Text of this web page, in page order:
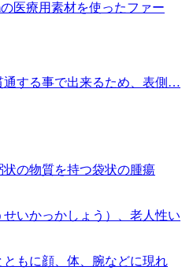
医療用素材を使ったファー
通する事で出来るため、表側…
の物質を持つ袋状の腫瘍
いかっかしょう）、老人性い
もに顔、体、腕などに現れ